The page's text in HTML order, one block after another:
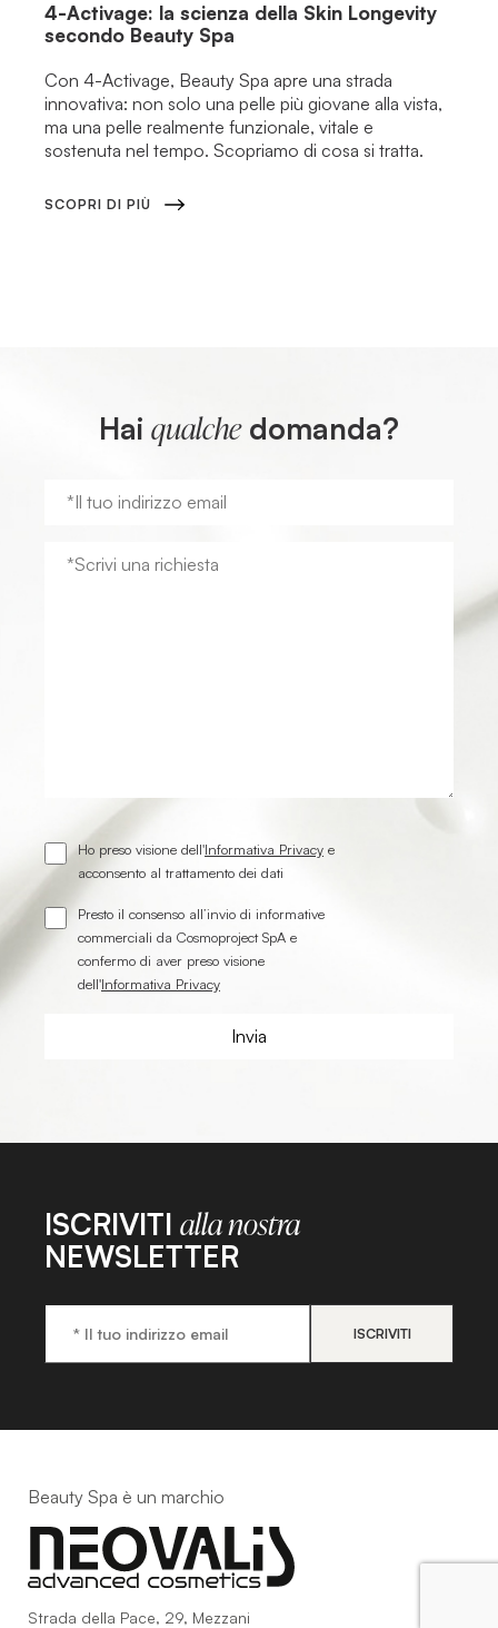
4-Activage: la scienza della Skin Longevity
secondo Beauty Spa
Con 4-Activage, Beauty Spa apre una strada
innovativa: non solo una pelle più giovane alla vista,
ma una pelle realmente funzionale, vitale e
sostenuta nel tempo. Scopriamo di cosa si tratta.
SCOPRI DI PIÙ
Hai qualchedomanda?
Ho preso visione dell'Informativa Privacy e
acconsento al trattamento dei dati
Presto il consenso all’invio di informative
commerciali da Cosmoproject SpA e
confermo di aver preso visione
dell'Informativa Privacy
ISCRIVITI alla nostra
NEWSLETTER
Beauty Spa è un marchio
Strada della Pace, 29, Mezzani